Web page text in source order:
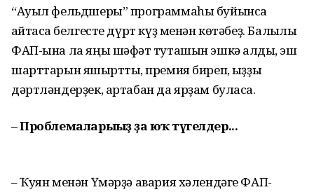
“Ауыл фельдшеры” программаһы буйынса
ҡайтасаҡ белгесте дүрт күҙ менән көтәбеҙ. Балыҡлы
ФАП-ына ла яңы шәфҡәт туташын эшкә алдыҡ, эш
шарттарын яҡшырттыҡ, премия биреп, ҡыҙҙы
дәртләндерҙек, артабан да ярҙам буласаҡ.
– Проблемаларығыҙ ҙа юҡ түгелдер...
– Ҡуян менән Үмәрҙә авария хәлендәге ФАП-